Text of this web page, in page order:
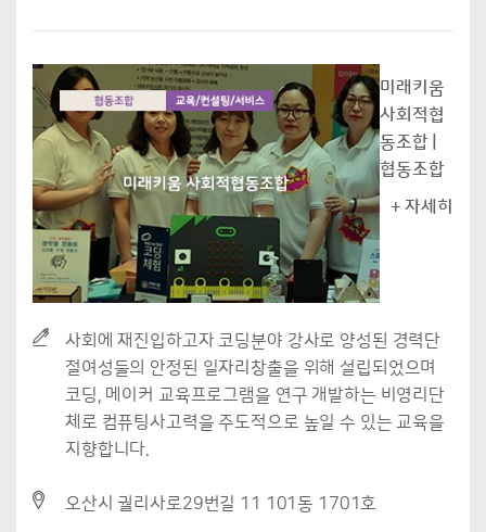
미래키움
사회적협
동조합 |
협동조합
+ 자세히
사회에 재진입하고자 코딩분야 강사로 양성된 경력단
절여성들의 안정된 일자리창출을 위해 설립되었으며
코딩, 메이커 교육프로그램을 연구 개발하는 비영리단
체로 컴퓨팅사고력을 주도적으로 높일 수 있는 교육을
지향합니다.
오산시 궐리사로29번길 11 101동 1701호